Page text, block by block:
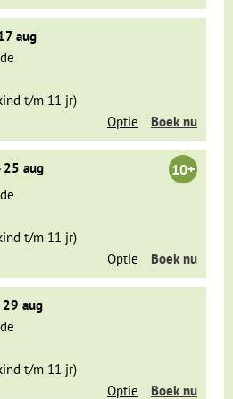
- Can Tho
naar de Mekongdelta, buiten de
andere het Kokosnoten-eiland,
worden gemaakt en een weverij.
de traditionele Vietnamese
aug
t/m 11 jr)
Optie
Boek nu
25 aug 10+
t/m 11 jr)
Optie
Boek nu
29 aug
t/m 11 jr)
Optie
Boek nu